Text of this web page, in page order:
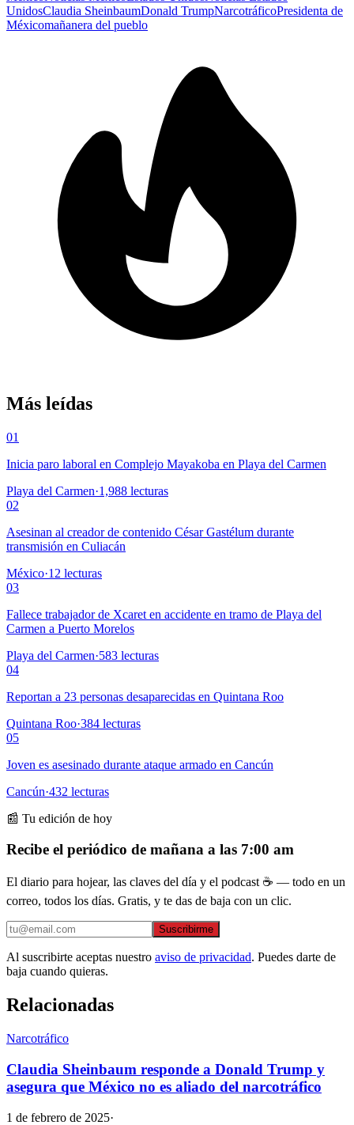
UnidosClaudia SheinbaumDonald TrumpNarcotráficoPresidenta de
Méxicomañanera del pueblo
Más leídas
01
Inicia paro laboral en Complejo Mayakoba en Playa del Carmen
Playa del Carmen·1,988 lecturas
02
Asesinan al creador de contenido César Gastélum durante
transmisión en Culiacán
México·12 lecturas
03
Fallece trabajador de Xcaret en accidente en tramo de Playa del
Carmen a Puerto Morelos
Playa del Carmen·583 lecturas
04
Reportan a 23 personas desaparecidas en Quintana Roo
Quintana Roo·384 lecturas
05
Joven es asesinado durante ataque armado en Cancún
Cancún·432 lecturas
📰 Tu edición de hoy
Recibe el periódico de mañana a las 7:00 am
El diario para hojear, las claves del día y el podcast ☕ — todo en un
correo, todos los días. Gratis, y te das de baja con un clic.
Suscribirme
Al suscribirte aceptas nuestro aviso de privacidad. Puedes darte de
baja cuando quieras.
Relacionadas
Narcotráfico
Claudia Sheinbaum responde a Donald Trump y
asegura que México no es aliado del narcotráfico
1 de febrero de 2025·